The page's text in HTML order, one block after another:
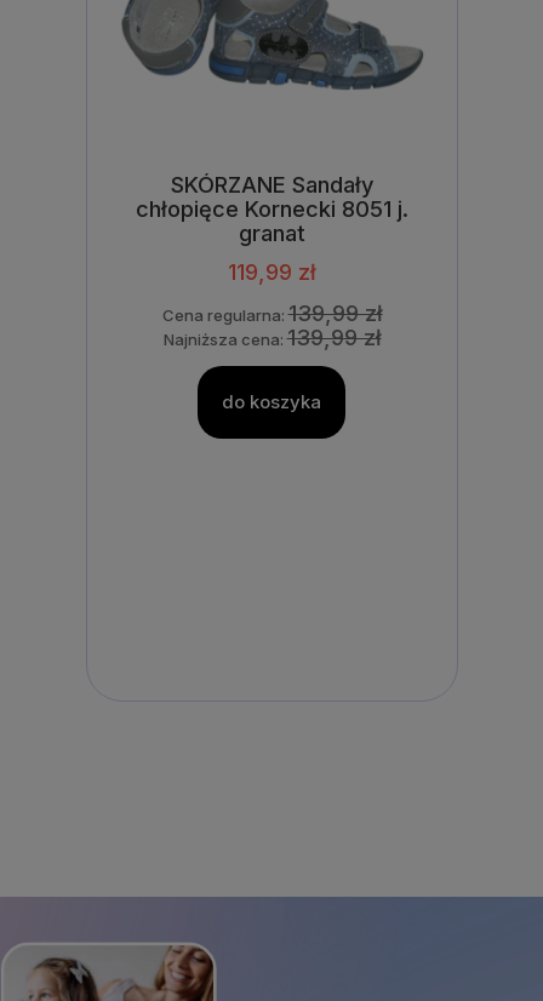
SKÓRZANE Sandały
chłopięce Kornecki 8051 j.
granat
119,99 zł
Cena regularna:139,99 zł
Najniższa cena:139,99 zł
do koszyka